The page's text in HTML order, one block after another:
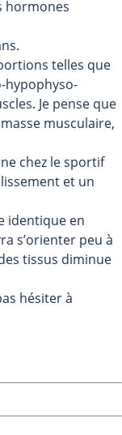
hormones
telles que
hypophyso-
Je pense que
musculaire,
chez le sportif
et un
identique en
s’orienter peu à
tissus diminue
hésiter à